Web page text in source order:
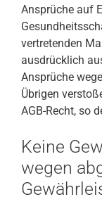
Ansprüche auf
vertretenden
ausdrücklich
Ansprüche
Übrigen
AGB-Recht, so
Keine
wegen